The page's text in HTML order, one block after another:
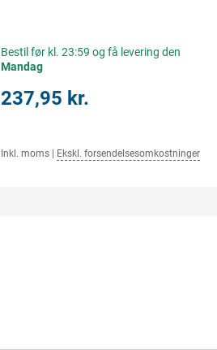
Bestil før kl. 23:59 og få levering den
Mandag
237,95 kr.
Inkl. moms Ekskl. forsendelsesomkostninger